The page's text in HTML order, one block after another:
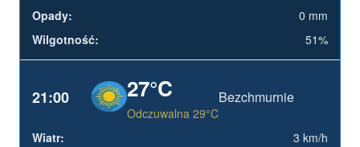
0 mm
51%
21:00 27°C
Odczuwalna 29°C
Bezchmurnie
3 km/h